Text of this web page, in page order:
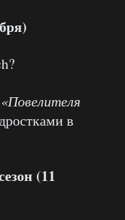
«Повелителя
в
(11